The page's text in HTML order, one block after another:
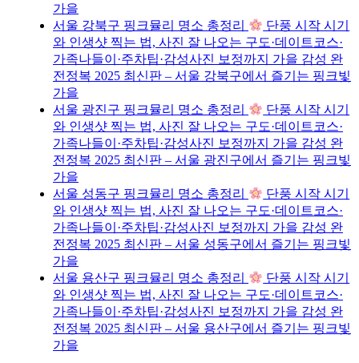
가을
서울 강북구 핑크뮬리 명소 총정리
단풍 시작 시기
와 인생샷 찍는 법, 사진 잘 나오는 구도·데이트코스·
가족나들이·주차팁·감성사진 보정까지 가을 감성 완
전정복 2025 최신판 – 서울 강북구에서 즐기는 핑크빛
가을
서울 광진구 핑크뮬리 명소 총정리
단풍 시작 시기
와 인생샷 찍는 법, 사진 잘 나오는 구도·데이트코스·
가족나들이·주차팁·감성사진 보정까지 가을 감성 완
전정복 2025 최신판 – 서울 광진구에서 즐기는 핑크빛
가을
서울 성동구 핑크뮬리 명소 총정리
단풍 시작 시기
와 인생샷 찍는 법, 사진 잘 나오는 구도·데이트코스·
가족나들이·주차팁·감성사진 보정까지 가을 감성 완
전정복 2025 최신판 – 서울 성동구에서 즐기는 핑크빛
가을
서울 용산구 핑크뮬리 명소 총정리
단풍 시작 시기
와 인생샷 찍는 법, 사진 잘 나오는 구도·데이트코스·
가족나들이·주차팁·감성사진 보정까지 가을 감성 완
전정복 2025 최신판 – 서울 용산구에서 즐기는 핑크빛
가을